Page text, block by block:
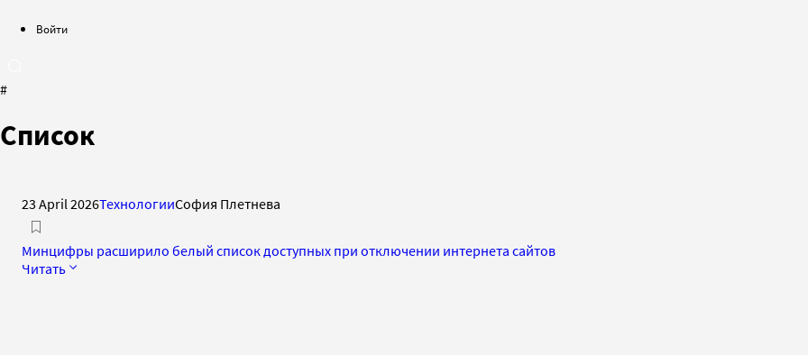
Войти
#
Список
23 April 2026ТехнологииСофия Плетнева
Минцифры расширило белый список доступных при отключении интернета сайтов
Читать